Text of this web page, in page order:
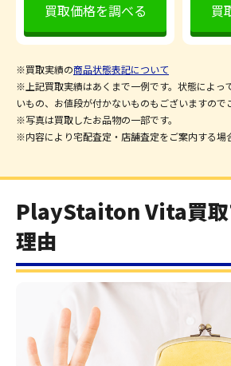
買取価格を調べる 買
※買取実績の商品状態表記について
※上記買取実績はあくまで一例です。状態によっ
いもの、お値段が付かないものもございますので
※写真は買取したお品物の一部です。
※内容により宅配査定・店舗査定をご案内する場
PlayStaiton Vita買取
理由